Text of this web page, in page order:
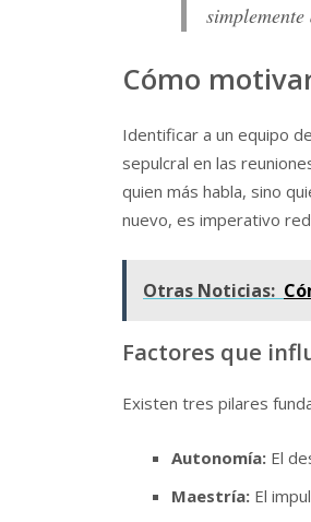
Cómo
Identificar a un equipo
sepulcral en las
quien más habla, sino
nuevo, es imperativo
Otras Noticias:
Factores que
Existen tres pilares
Autonomía: El
Maestría: El